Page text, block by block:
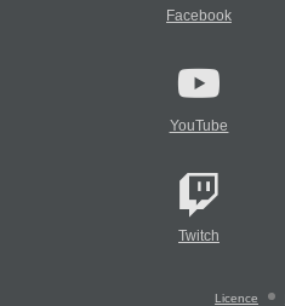
Facebook
YouTube
Twitch
Licence